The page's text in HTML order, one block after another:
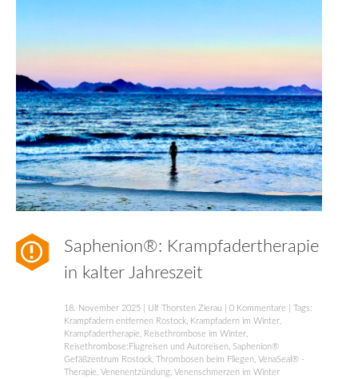
Saphenion®: Krampfadertherapie
in kalter Jahreszeit
18. November 2025 Ulf Thorsten Zierau 0 Kommentare | Tags:
Krampfadern entfernen Rostock, Krampfadern im Winter,
Krampfadertherapie, Reisethrombose im Winter,
Reisethrombose:Flugreisen und Autoreisen, Saphenion®
Gefäßzentrum Rostock, Thrombosen beim Fliegen, VenaSeal® -
Therapie, Venenentzündung, Venenschmerzen im Winter